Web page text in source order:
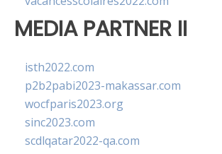
MEDIA PARTNER II
isth2022.com
p2b2pabi2023-makassar.com
wocfparis2023.org
sinc2023.com
scdlqatar2022-qa.com